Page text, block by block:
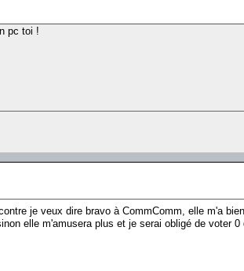
pc toi !
je veux dire bravo à CommComm, elle m'a
elle m'amusera plus et je serai obligé de voter 0